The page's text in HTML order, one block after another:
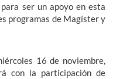
ser un apoyo en esta
programas de Magíster y
16 de noviembre,
con la participación de